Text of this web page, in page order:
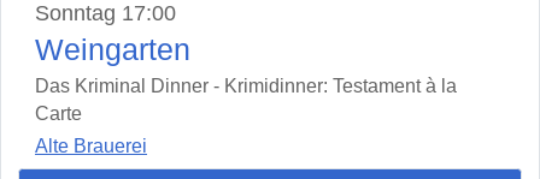
Sonntag 17:00
Weingarten
Das Kriminal Dinner - Krimidinner: Testament à la
Carte
Alte Brauerei